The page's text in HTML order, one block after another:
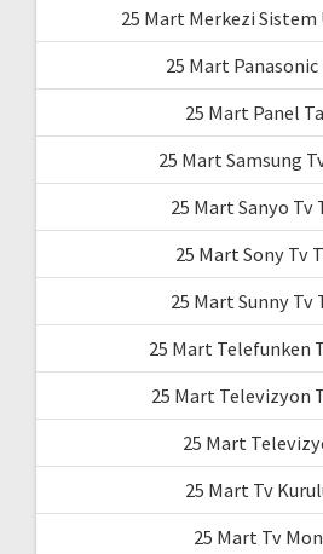
25 Mart Merkezi Sistem
25 Mart
25 Mart Panel
25 Mart Samsung
25 Mart Sanyo Tv
25 Mart Sony Tv
25 Mart Sunny Tv
25 Mart Telefunken
25 Mart Televizyon
25 Mart
25 Mart Tv
25 Mart Tv